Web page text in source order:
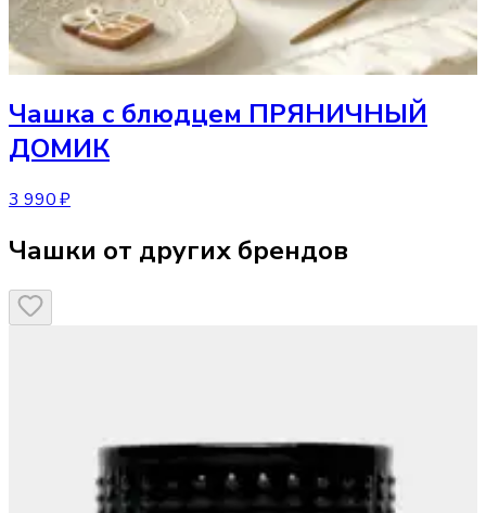
Чашка с блюдцем ПРЯНИЧНЫЙ
ДОМИК
3 990 ₽
Чашки от других брендов